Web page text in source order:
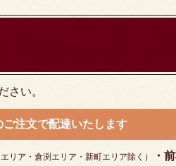
さい。
注文で配達いたします
エリア・倉渕エリア・新町エリア除く） ・